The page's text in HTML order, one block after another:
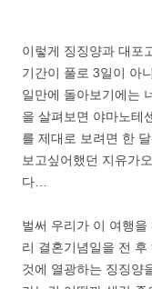
이렇게 징징양과 대포
기간이 풀로 3일이 아
일만에 돌아보기에는
을 살펴보면 야마노테
를 제대로 보려면 한
보고싶어했던 지유가
다…
벌써 우리가 이 여행
리 결혼기념일을 전
것에 열광하는 징징양